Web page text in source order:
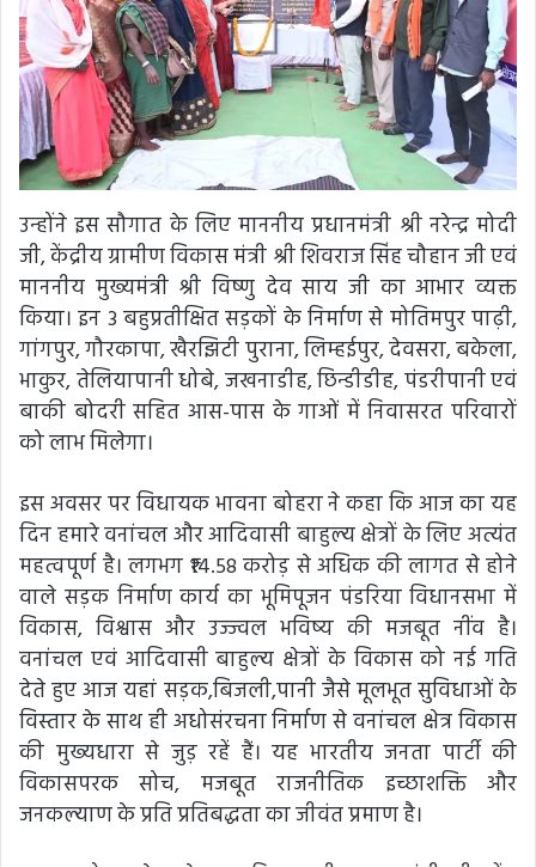
उन्होंने इस सौगात के लिए माननीय प्रधानमंत्री श्री नरेन्द्र मोदी
जी, केंद्रीय ग्रामीण विकास मंत्री श्री शिवराज सिंह चौहान जी एवं
माननीय मुख्यमंत्री श्री विष्णु देव साय जी का आभार व्यक्त
किया। इन 3 बहुप्रतीक्षित सड़कों के निर्माण से मोतिमपुर पाढ़ी,
गांगपुर, गौरकापा, खैरझिटी पुराना, लिम्हईपुर, देवसरा, बकेला,
भाकुर, तेलियापानी धोबे, जखनाडीह, छिन्डीडीह, पंडरीपानी एवं
बाकी बोदरी सहित आस-पास के गाओं में निवासरत परिवारों
को लाभ मिलेगा।
इस अवसर पर विधायक भावना बोहरा ने कहा कि आज का यह
दिन हमारे वनांचल और आदिवासी बाहुल्य क्षेत्रों के लिए अत्यंत
महत्वपूर्ण है। लगभग ₹14.58 करोड़ से अधिक की लागत से होने
वाले सड़क निर्माण कार्य का भूमिपूजन पंडरिया विधानसभा में
विकास, विश्वास और उज्ज्वल भविष्य की मजबूत नींव है।
वनांचल एवं आदिवासी बाहुल्य क्षेत्रों के विकास को नई गति
देते हुए आज यहां सड़क,बिजली,पानी जैसे मूलभूत सुविधाओं के
विस्तार के साथ ही अधोसंरचना निर्माण से वनांचल क्षेत्र विकास
की मुख्यधारा से जुड़ रहें हैं। यह भारतीय जनता पार्टी की
विकासपरक सोच, मजबूत राजनीतिक इच्छाशक्ति और
जनकल्याण के प्रति प्रतिबद्धता का जीवंत प्रमाण है।